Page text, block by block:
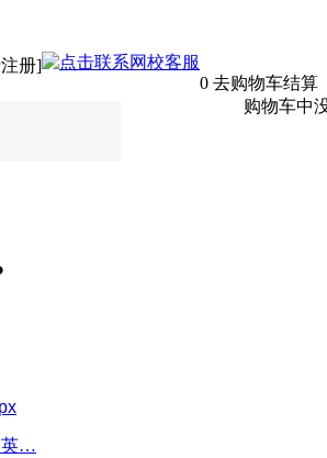
册]
0 去购物车结算
购物车中
英…